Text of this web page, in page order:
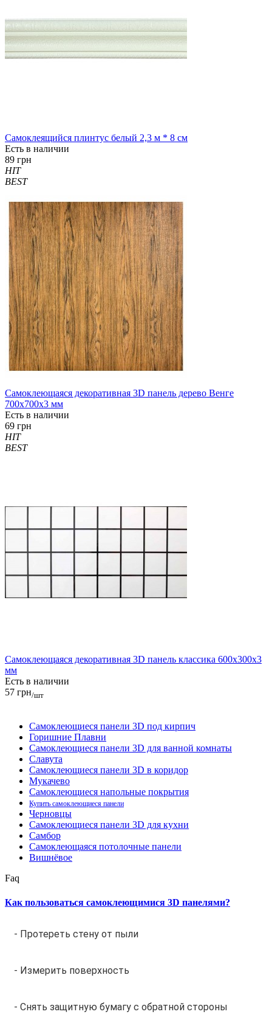
Самоклеящийся плинтус белый 2,3 м * 8 см
Есть в наличии
89 грн
HIT
BEST
Самоклеющаяся декоративная 3D панель дерево Венге
700x700x3 мм
Есть в наличии
69 грн
HIT
BEST
Самоклеющаяся декоративная 3D панель классика 600x300x3
мм
Есть в наличии
57 грн/шт
Самоклеющиеся панели 3D под кирпич
Горишние Плавни
Самоклеющиеся панели 3D для ванной комнаты
Славута
Самоклеющиеся панели 3D в коридор
Мукачево
Самоклеющиеся напольные покрытия
Купить самоклеющиеся панели
Черновцы
Самоклеющиеся панели 3D для кухни
Самбор
Самоклеющаяся потолочные панели
Вишнёвое
Faq
Как пользоваться самоклеющимися 3D панелями?
- Протереть стену от пыли
- Измерить поверхность
- Снять защитную бумагу с обратной стороны